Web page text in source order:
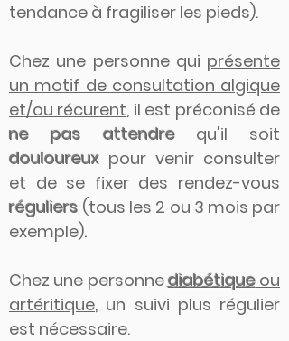
tendance à fragiliser les pieds).
Chez une personne qui présente
un motif de consultation algique
et/ou récurent, il est préconisé de
ne pas attendrequ'il soit
douloureux pour venir consulter
et de se fixer des rendez-vous
réguliers (tous les 2 ou 3 mois par
exemple).
Chez une personnediabétiqueou
artéritique, un suivi plus régulier
est nécessaire.